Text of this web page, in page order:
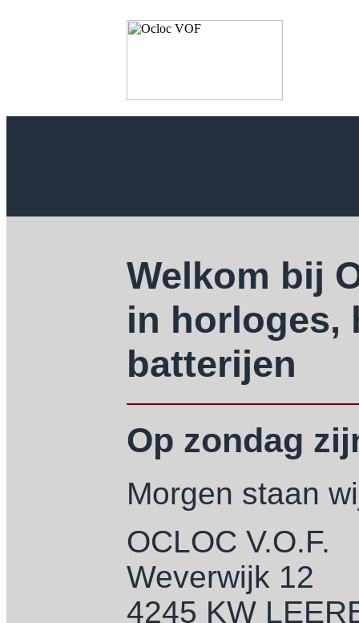
Welkom bij
in horloges,
batterijen
Op zondag
Morgen staan
OCLOC V.O.F.
Weverwijk 12
4245 KW